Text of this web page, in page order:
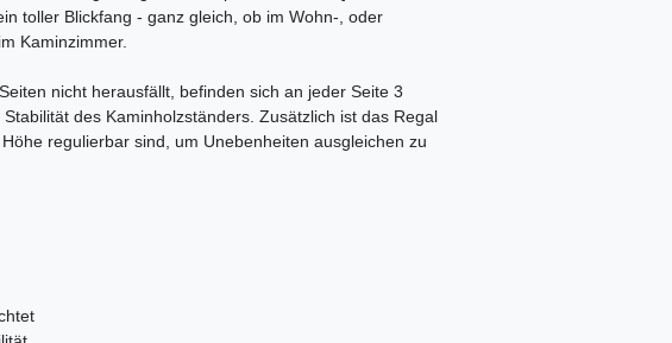
toller Blickfang - ganz gleich, ob im Wohn-, oder
Kaminzimmer.
nicht herausfällt, befinden sich an jeder Seite 3
des Kaminholzständers. Zusätzlich ist das Regal
regulierbar sind, um Unebenheiten ausgleichen zu